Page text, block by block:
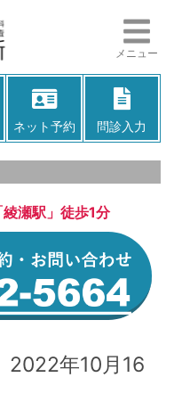
メニュー
ネット予約 問診入力
瀬駅」徒歩1分
2022年10月16